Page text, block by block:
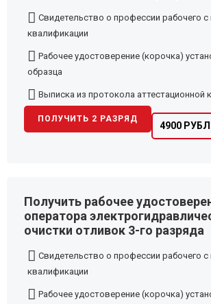
Свидетельство о профессии рабочего
квалификации
Рабочее удостоверение (корочка)
образца
Выписка из протокола аттестационной
4900
ПОЛУЧИТЬ 2 РАЗРЯД
Получить рабочее
оператора
очистки отливок 3-го разряда
Свидетельство о профессии рабочего
квалификации
Рабочее удостоверение (корочка)